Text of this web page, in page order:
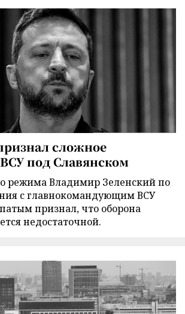
сложное
под Славянском
режима Владимир Зеленский по
с главнокомандующим ВСУ
признал, что оборона
недостаточной.